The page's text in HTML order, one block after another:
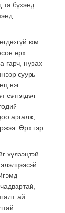
та бүхэнд
юм
өрх
гарч, нурах
суурь
нэг
сэтгэгдэл
аргалж,
Өрх гэр
хүлээцтэй